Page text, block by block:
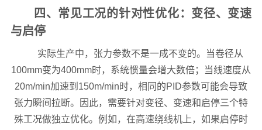
四、常见工况的针对性优化：变径、变速
与启停
实际生产中，张力参数不是一成不变的。当卷径从
100mm变为400mm时，系统惯量会增大数倍；当线速度从
20m/min加速到150m/min时，相同的PID参数可能会导致
张力瞬间拉断。因此，需要针对变径、变速和启停三个特
殊工况做独立优化。例如，在高速绕线机上，如果启停时